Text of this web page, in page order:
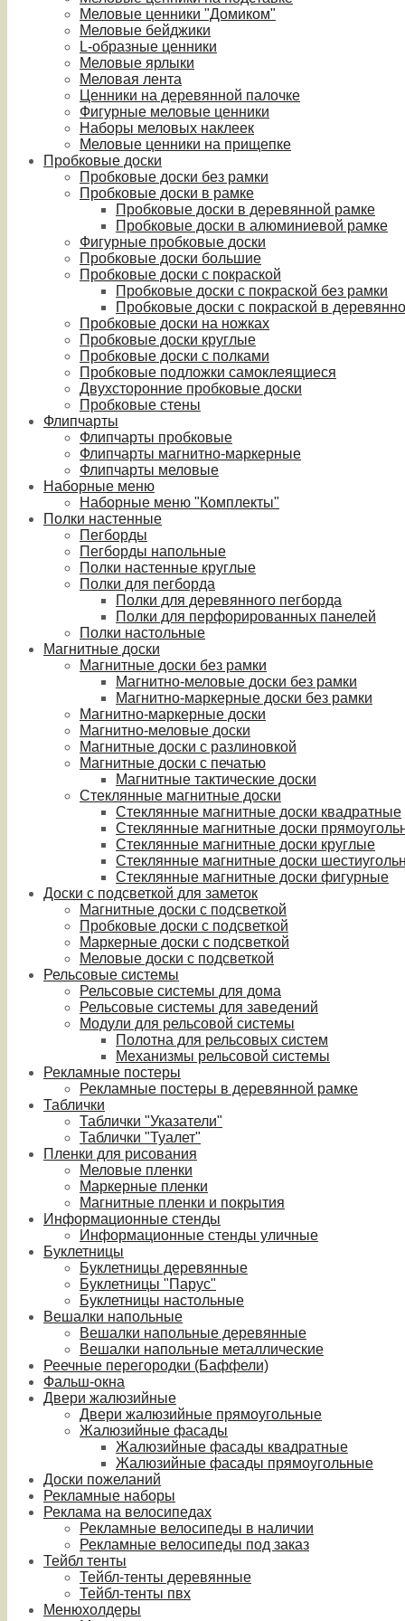
Меловые ценники "Домиком"
Меловые бейджики
L-образные ценники
Меловые ярлыки
Меловая лента
Ценники на деревянной палочке
Фигурные меловые ценники
Наборы меловых наклеек
Меловые ценники на прищепке
Пробковые доски
Пробковые доски без рамки
Пробковые доски в рамке
Пробковые доски в деревянной рамке
Пробковые доски в алюминиевой рамке
Фигурные пробковые доски
Пробковые доски большие
Пробковые доски с покраской
Пробковые доски с покраской без рамки
Пробковые доски с покраской в
Пробковые доски на ножках
Пробковые доски круглые
Пробковые доски с полками
Пробковые подложки самоклеящиеся
Двухсторонние пробковые доски
Пробковые стены
Флипчарты
Флипчарты пробковые
Флипчарты магнитно-маркерные
Флипчарты меловые
Наборные меню
Наборные меню "Комплекты"
Полки настенные
Пегборды
Пегборды напольные
Полки настенные круглые
Полки для пегборда
Полки для деревянного пегборда
Полки для перфорированных панелей
Полки настольные
Магнитные доски
Магнитные доски без рамки
Магнитно-меловые доски без рамки
Магнитно-маркерные доски без рамки
Магнитно-маркерные доски
Магнитно-меловые доски
Магнитные доски с разлиновкой
Магнитные доски с печатью
Магнитные тактические доски
Стеклянные магнитные доски
Стеклянные магнитные доски квадратные
Стеклянные магнитные доски
Стеклянные магнитные доски круглые
Стеклянные магнитные доски
Стеклянные магнитные доски фигурные
Доски с подсветкой для заметок
Магнитные доски с подсветкой
Пробковые доски с подсветкой
Маркерные доски с подсветкой
Меловые доски с подсветкой
Рельсовые системы
Рельсовые системы для дома
Рельсовые системы для заведений
Модули для рельсовой системы
Полотна для рельсовых систем
Механизмы рельсовой системы
Рекламные постеры
Рекламные постеры в деревянной рамке
Таблички
Таблички "Указатели"
Таблички "Туалет"
Пленки для рисования
Меловые пленки
Маркерные пленки
Магнитные пленки и покрытия
Информационные стенды
Информационные стенды уличные
Буклетницы
Буклетницы деревянные
Буклетницы "Парус"
Буклетницы настольные
Вешалки напольные
Вешалки напольные деревянные
Вешалки напольные металлические
Реечные перегородки (Баффели)
Фальш-окна
Двери жалюзийные
Двери жалюзийные прямоугольные
Жалюзийные фасады
Жалюзийные фасады квадратные
Жалюзийные фасады прямоугольные
Доски пожеланий
Рекламные наборы
Реклама на велосипедах
Рекламные велосипеды в наличии
Рекламные велосипеды под заказ
Тейбл тенты
Тейбл-тенты деревянные
Тейбл-тенты пвх
Менюхолдеры